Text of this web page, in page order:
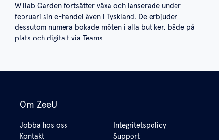
Willab Garden fortsätter växa och lanserade under
februari sin e-handel även i Tyskland. De erbjuder
dessutom numera bokade möten i alla butiker, både på
plats och digitalt via Teams.
Om ZeeU
Jobba hos oss
Kontakt
Integritetspolicy
Support